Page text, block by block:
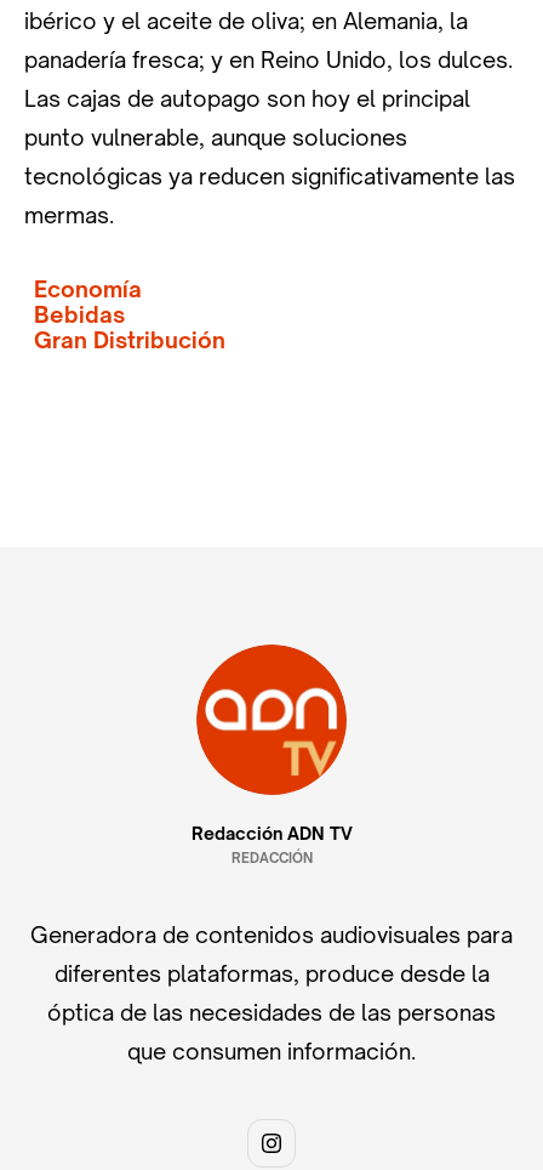
ibérico y el aceite de oliva; en Alemania, la
panadería fresca; y en Reino Unido, los dulces.
Las cajas de autopago son hoy el principal
punto vulnerable, aunque soluciones
tecnológicas ya reducen significativamente las
mermas.
Economía
Bebidas
Gran Distribución
Redacción ADN TV
REDACCIÓN
Generadora de contenidos audiovisuales para
diferentes plataformas, produce desde la
óptica de las necesidades de las personas
que consumen información.